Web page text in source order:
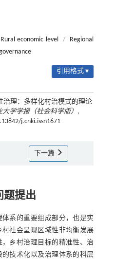
Rural economic level /
Regional
引用格式 ▾
治理：多样化村治模式的理论
大学学报（社会科学版） ,
j.cnki.issn1671-
下一篇
题提出
系的重要组成部分，也是实
社会呈现区域性非均衡发展
乡村治理目标的精准性、治
技术化以及治理体系的科层